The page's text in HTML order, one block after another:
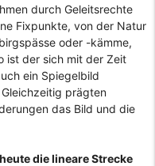
durch Geleitsrechte
Fixpunkte, von der Natur
oder -kämme,
ist der sich mit der Zeit
ein Spiegelbild
prägten
das Bild und die
die lineare Strecke